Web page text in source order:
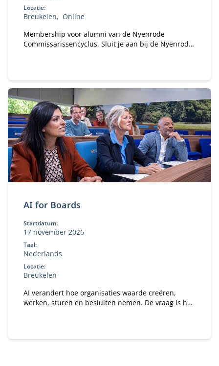
Locatie:
Breukelen
Online
Membership voor alumni van de Nyenrode
Commissarissencyclus. Sluit je aan bij de Nyenrode
onze community?
AI for Boards
Startdatum:
17 november 2026
Taal:
Nederlands
Locatie:
Breukelen
AI verandert hoe organisaties waarde creëren,
werken, sturen en besluiten nemen. De vraag is hoe
toezichthouder.